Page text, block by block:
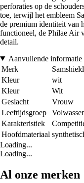
perforaties op de
toe, terwijl het embleem
de premium identiteit van
functioneel, de Philae Air
detail.
Aanvullende informatie
Merk
Samshield
Kleur
wit
Kleur
Wit
Geslacht
Vrouw
Leeftijdsgroep
Karakteristiek
Hoofdmateriaal
Loading...
Loading...
Al onze merken